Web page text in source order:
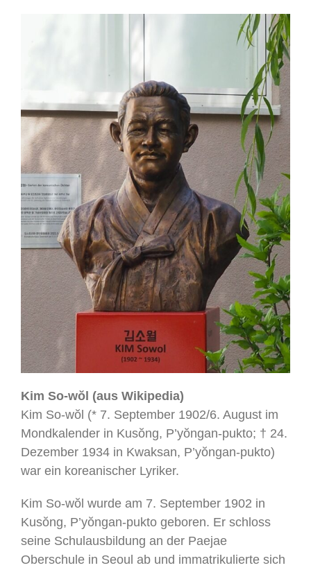
Kim So-wŏl (aus Wikipedia)
Kim So-wŏl (* 7. September 1902/6. August im
Mondkalender in Kusŏng, P’yŏngan-pukto; † 24.
Dezember 1934 in Kwaksan, P’yŏngan-pukto)
war ein koreanischer Lyriker.
Kim So-wŏl wurde am 7. September 1902 in
Kusŏng, P’yŏngan-pukto geboren. Er schloss
seine Schulausbildung an der Paejae
Oberschule in Seoul ab und immatrikulierte sich